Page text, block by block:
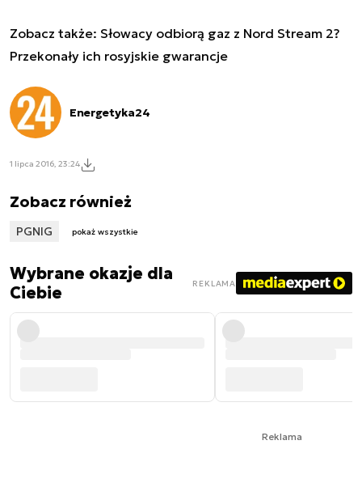
Zobacz także: Słowacy odbiorą gaz z Nord Stream 2?
Przekonały ich rosyjskie gwarancje
Energetyka24
1 lipca 2016, 23:24
Zobacz również
PGNIG pokaż wszystkie
Wybrane okazje dla
Ciebie
REKLAMA
Reklama